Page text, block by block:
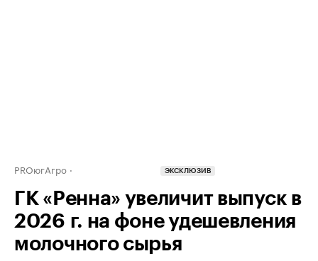
PROюгАгро ЭКСКЛЮЗИВ
ГК «Ренна» увеличит выпуск в
2026 г. на фоне удешевления
молочного сырья